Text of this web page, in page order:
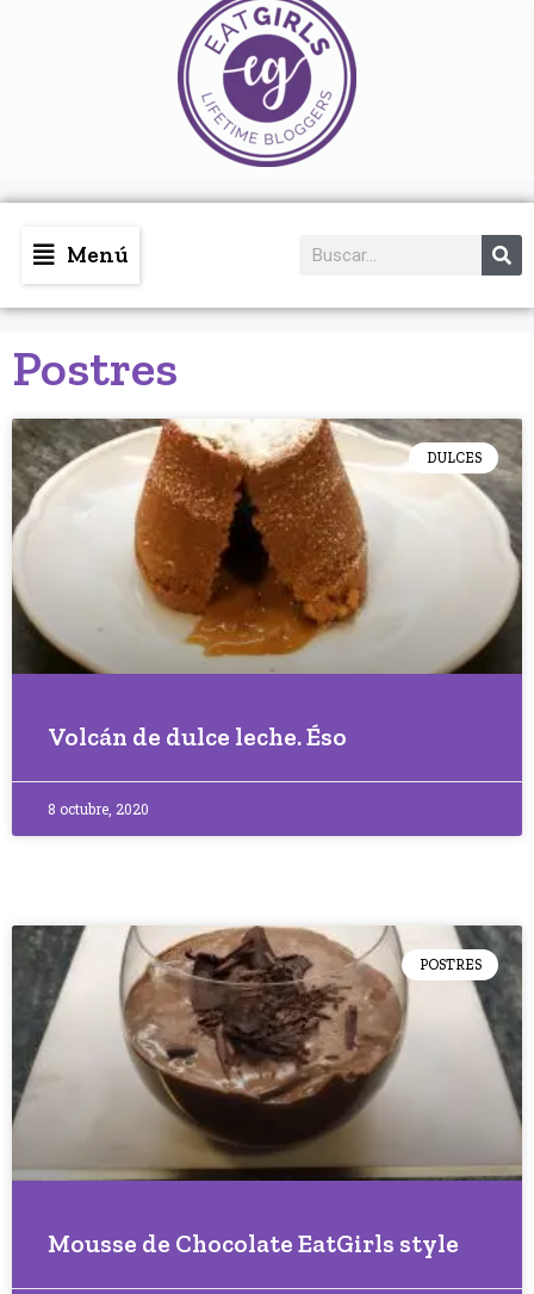
Menú
Postres
DULCES
Volcán de dulce leche. Éso
8 octubre, 2020
POSTRES
Mousse de Chocolate EatGirls style